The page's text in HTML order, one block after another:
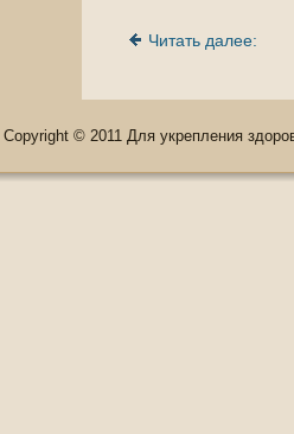
Читать далее:
Copyright © 2011 Для укрепления